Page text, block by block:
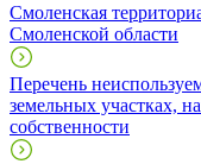
Смоленская
Смоленской области
Перечень
земельных участках,
собственности